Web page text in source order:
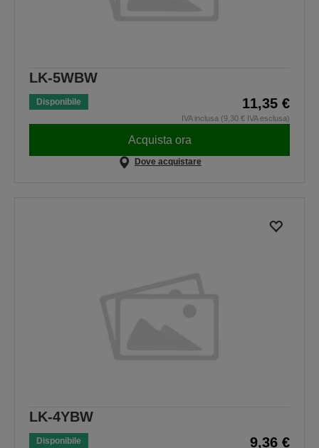
LK-5WBW
Disponibile 11,35 €
IVA inclusa (9,30 € IVA esclusa)
Acquista ora
Dove acquistare
LK-4YBW
Disponibile 9,36 €